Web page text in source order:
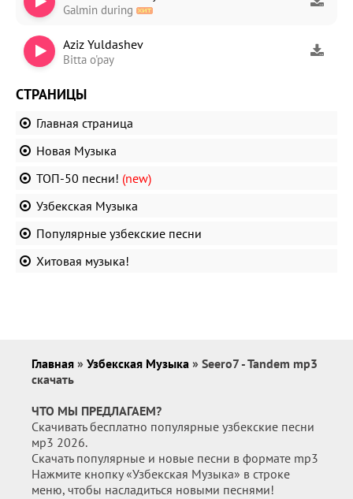
Galmin during
Aziz Yuldashev
Bitta o'pay
СТРАНИЦЫ
Главная страница
Новая Музыка
ТОП-50 песни! (new)
Узбекская Музыка
Популярные узбекские песни
Хитовая музыка!
Главная » Узбекская Музыка » Seero7 - Tandem mp3
скачать
ЧТО МЫ ПРЕДЛАГАЕМ?
Скачивать бесплатно популярные узбекские песни
мр3 2026.
Скачать популярные и новые песни в формате mp3
Нажмите кнопку «Узбекская Музыка» в строке
меню, чтобы насладиться новыми песнями!